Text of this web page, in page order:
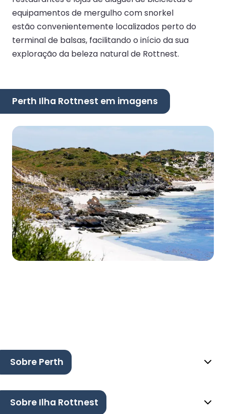
equipamentos de mergulho com snorkel
estão convenientemente localizados perto do
terminal de balsas, facilitando o início da sua
exploração da beleza natural de Rottnest.
Perth Ilha Rottnest em imagens
Sobre Perth
Sobre Ilha Rottnest